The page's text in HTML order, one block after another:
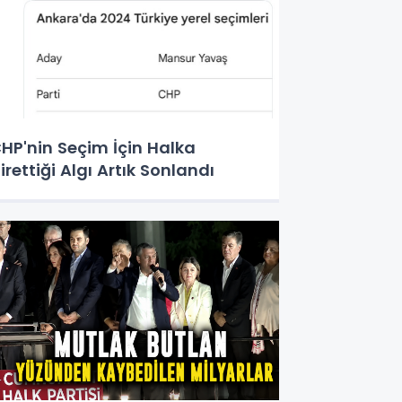
Seçim İçin Halka
Algı Artık Sonlandı